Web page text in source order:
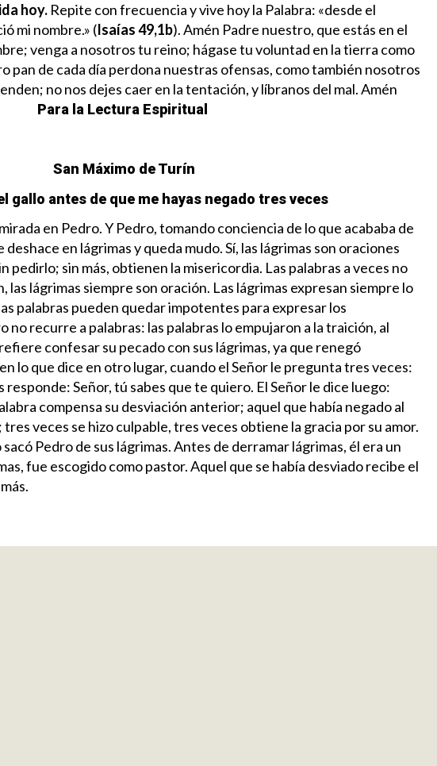
hoy. Repite con frecuencia y vive hoy la Palabra: «desde el
mi nombre.» (Isaías 49,1b). Amén Padre nuestro, que estás en el
venga a nosotros tu reino; hágase tu voluntad en la tierra como
pan de cada día perdona nuestras ofensas, como también nosotros
no nos dejes caer en la tentación, y líbranos del mal. Amén
Para la Lectura Espiritual
San Máximo de Turín
gallo antes de que me hayas negado tres veces
en Pedro. Y Pedro, tomando conciencia de lo que acababa de
en lágrimas y queda mudo. Sí, las lágrimas son oraciones
pedirlo; sin más, obtienen la misericordia. Las palabras a veces no
las lágrimas siempre son oración. Las lágrimas expresan siempre lo
palabras pueden quedar impotentes para expresar los
no recurre a palabras: las palabras lo empujaron a la traición, al
confesar su pecado con sus lágrimas, ya que renegó
lo que dice en otro lugar, cuando el Señor le pregunta tres veces:
responde: Señor, tú sabes que te quiero. El Señor le dice luego:
compensa su desviación anterior; aquel que había negado al
veces se hizo culpable, tres veces obtiene la gracia por su amor.
Pedro de sus lágrimas. Antes de derramar lágrimas, él era un
fue escogido como pastor. Aquel que se había desviado recibe el